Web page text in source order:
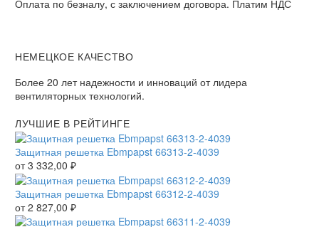
Оплата по безналу, с заключением договора. Платим НДС
НЕМЕЦКОЕ КАЧЕСТВО
Более 20 лет надежности и инноваций от лидера
вентиляторных технологий.
ЛУЧШИЕ В РЕЙТИНГЕ
Защитная решетка Ebmpapst 66313-2-4039
от3 332,00 ₽
Защитная решетка Ebmpapst 66312-2-4039
от2 827,00 ₽